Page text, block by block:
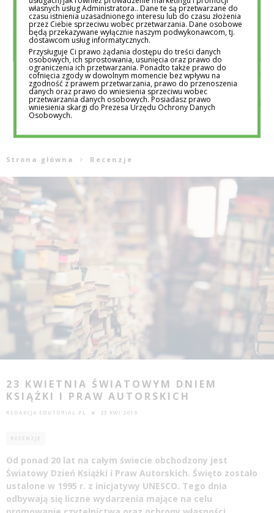
ZAŁÓŻ OKULARY I POCZUJ SIĘ JAK
PORZUCONE DZIECKO – AKCJA SOS WIOSKI
DZIECIĘCEJ
REDAKCJA EDUTORIAL.PL 21 MAR 2016
PONAD 60
KORZYSTA Z
REDAKCJA
Strona główna Recenzje
23 KWIETNIA ŚWIATOWYM DNIEM
KSIĄŻKI I PRAW AUTORSKICH
REDAKCJA EDUTORIAL.PL 23 KWI 2019
RECENZJE
Od ponad 20 lat na całym świecie obchodzony jest
Światowy Dzień Książki i Praw Autorskich. Święto zostało
ustalone w 1995 r. z inicjatywy UNESCO. Tego dnia
odbywają się liczne wydarzenia mające na celu
własnych usług Administratora.. Dane te są przetwarzane do
czasu istnienia uzasadnionego interesu lub do czasu złożenia
przez Ciebie sprzeciwu wobec przetwarzania. Dane osobowe
będą przekazywane wyłącznie naszym podwykonawcom, tj.
dostawcom usług informatycznych.
Przysługuje Ci prawo żądania dostępu do treści danych
osobowych, ich sprostowania, usunięcia oraz prawo do
ograniczenia ich przetwarzania. Ponadto także prawo do
cofnięcia zgody w dowolnym momencie bez wpływu na
zgodność z prawem przetwarzania, prawo do przenoszenia
danych oraz prawo do wniesienia sprzeciwu wobec
przetwarzania danych osobowych. Posiadasz prawo
wniesienia skargi do Prezesa Urzędu Ochrony Danych
Osobowych.